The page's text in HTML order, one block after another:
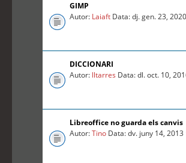
GIMP
Autor: Laiaft Data: dj. gen. 23,
DICCIONARI
Autor: lltarres Data: dl. oct. 10,
Libreoffice no guarda els canvis
Autor:Tino Data: dv. juny 14,